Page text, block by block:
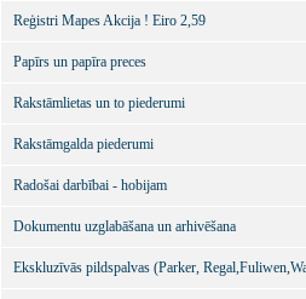
Reģistri Mapes Akcija ! Eiro 2,59
Papīrs un papīra preces
Rakstāmlietas un to piederumi
Rakstāmgalda piederumi
Radošai darbībai - hobijam
Dokumentu uzglabāšana un arhivēšana
Ekskluzīvās pildspalvas (Parker,